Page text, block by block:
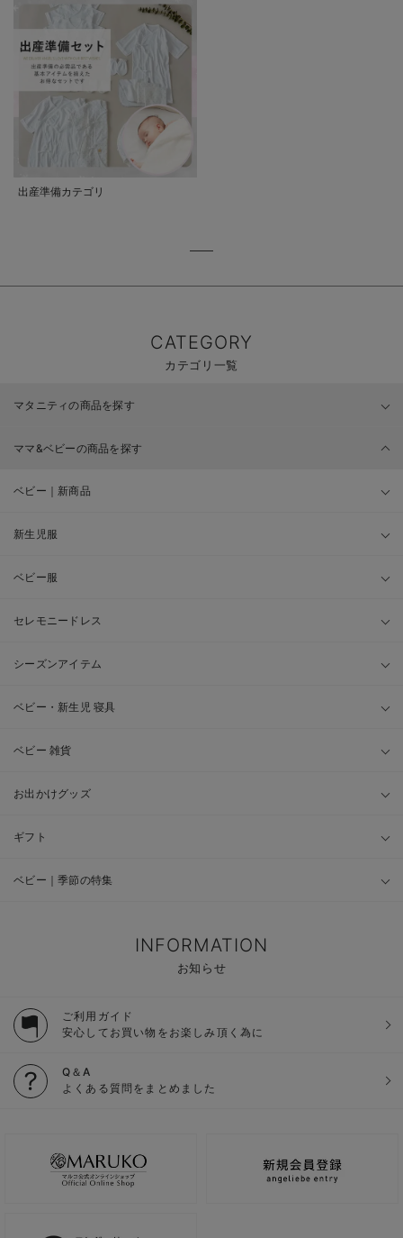
出産準備カテゴリ
CATEGORY
カテゴリ一覧
マタニティの商品を探す
ママ&ベビーの商品を探す
ベビー｜新商品
新生児服
ベビー服
セレモニードレス
シーズンアイテム
ベビー・新生児 寝具
ベビー 雑貨
お出かけグッズ
ギフト
ベビー｜季節の特集
INFORMATION
お知らせ
ご利用ガイド
安心してお買い物をお楽しみ頂く為に
Q＆A
よくある質問をまとめました